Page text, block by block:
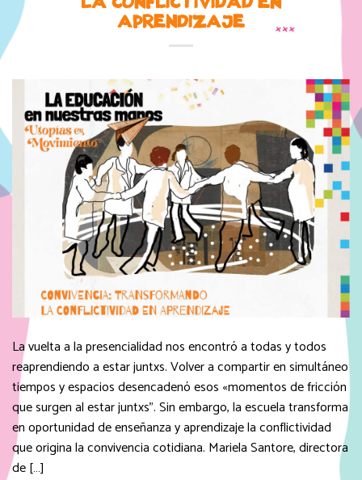
APRENDIZAJE
La vuelta a la presencialidad nos encontró a todas y todos
reaprendiendo a estar juntxs. Volver a compartir en simultáneo
tiempos y espacios desencadenó esos «momentos de fricción
que surgen al estar juntxs”. Sin embargo, la escuela transforma
en oportunidad de enseñanza y aprendizaje la conflictividad
que origina la convivencia cotidiana. Mariela Santore, directora
de […]